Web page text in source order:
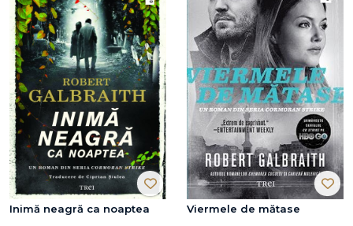
Inimă neagră ca noaptea Viermele de mătase